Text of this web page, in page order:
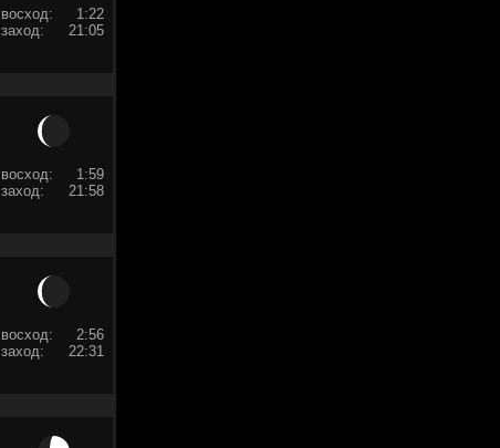
восход:
1:22
заход:
21:05
восход:
1:59
заход:
21:58
восход:
2:56
заход:
22:31